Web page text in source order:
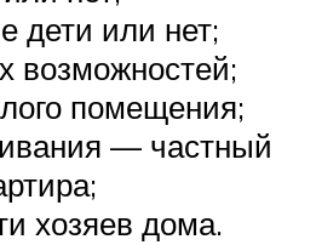
дети или нет;
возможностей;
помещения;
— частный
хозяев дома.